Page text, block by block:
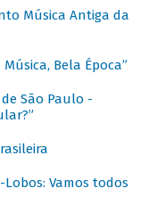
Música Antiga da
Bela Época”
São Paulo -
Vamos todos